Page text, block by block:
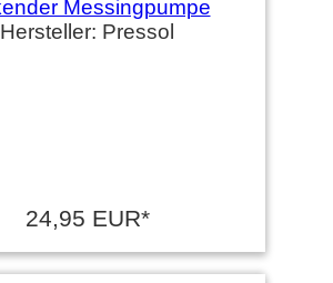
Hersteller: Pressol
24,95 EUR*